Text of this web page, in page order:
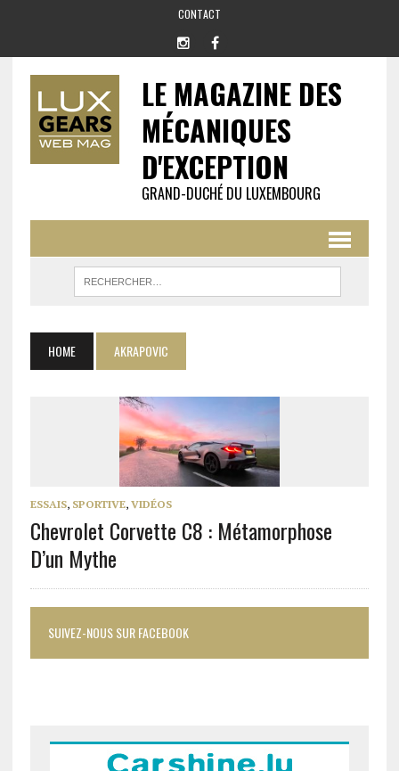
CONTACT
LE MAGAZINE DES
MÉCANIQUES
D'EXCEPTION
GRAND-DUCHÉ DU LUXEMBOURG
HOME AKRAPOVIC
ESSAIS, SPORTIVE, VIDÉOS
Chevrolet Corvette C8 : Métamorphose
D’un Mythe
SUIVEZ-NOUS SUR FACEBOOK